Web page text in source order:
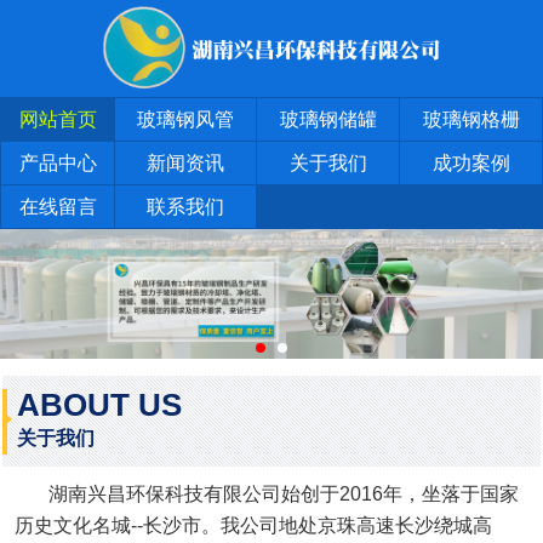
网站首页 玻璃钢风管 玻璃钢储罐 玻璃钢格栅
产品中心 新闻资讯 关于我们 成功案例
在线留言 联系我们
ABOUT US
关于我们
湖南兴昌环保科技有限公司始创于2016年，坐落于国家
历史文化名城--长沙市。我公司地处京珠高速长沙绕城高